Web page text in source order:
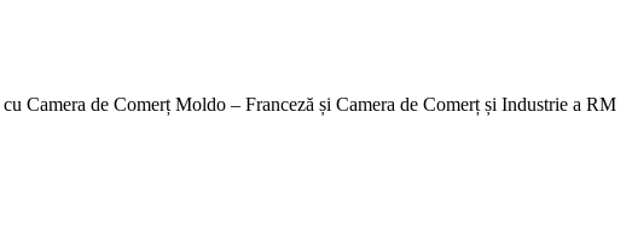
de Comerț Moldo – Franceză și Camera de Comerț și Industrie a RM